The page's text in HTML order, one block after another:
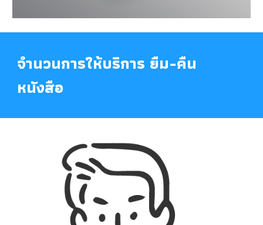
จำนวนการให้บริการ ยืม-คืน
หนังสือ